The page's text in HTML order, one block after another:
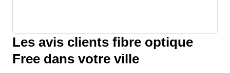
Les avis clients fibre optique
Free dans votre ville